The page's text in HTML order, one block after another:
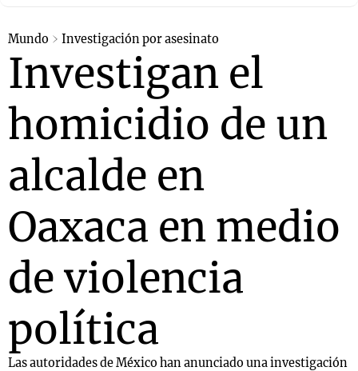
Mundo Investigación por asesinato
Investigan el
homicidio de un
alcalde en
Oaxaca en medio
de violencia
política
Las autoridades de México han anunciado una investigación